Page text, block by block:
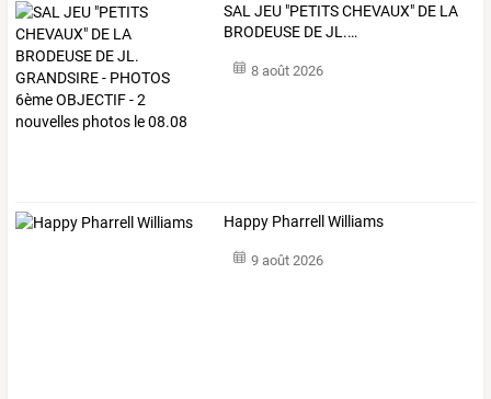
SAL JEU "PETITSCHEVAUX" DE LA
BRODEUSE DEJL.…
8 août 2026
Happy Pharrell Williams
9 août 2026